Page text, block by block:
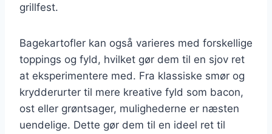
grillfest.
Bagekartofler kan også varieres med forskellige
toppings og fyld, hvilket gør dem til en sjov ret
at eksperimentere med. Fra klassiske smør og
krydderurter til mere kreative fyld som bacon,
ost eller grøntsager, mulighederne er næsten
uendelige. Dette gør dem til en ideel ret til